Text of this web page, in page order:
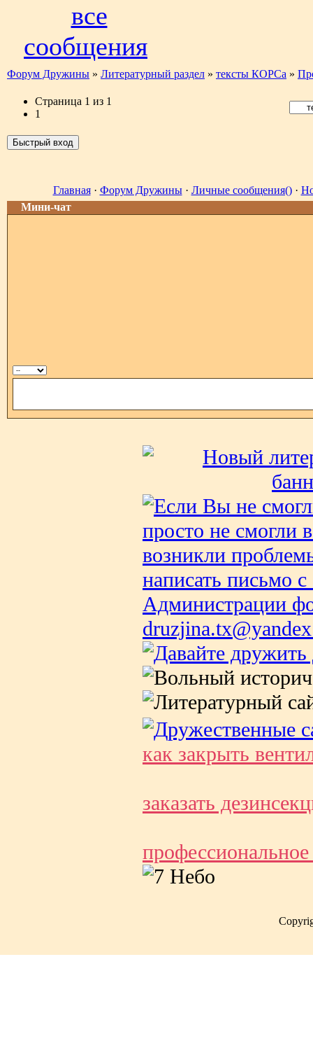
все
сообщения
Форум Дружины » Литературный раздел » тексты КОРСа »
Страница 1 из 1
1
Главная· Форум Дружины· Личные сообщения()·
Мини-чат
как закрыть
заказать